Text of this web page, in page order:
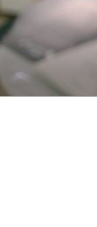
コ
ン
テ
ン
ス